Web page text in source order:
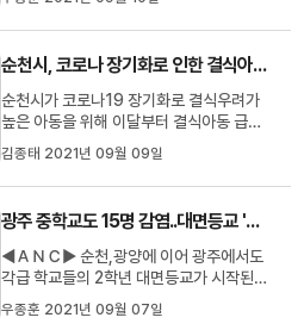
경찰청 반부패경제범죄수사대는 가짜 지원
의 명의로 정부 고용유지 지원금을 부당 수
령해 나눠가진 혐의로 29살 브로커 문 모
씨 등 2명과 돈을 받은 사업체 대표 등 14
명을 검찰에 넘기기로 했습니다...
순천시, 코로나 장기화로 인한 결식아동 급식비 지원
순천시가 코로나19 장기화로 결식우려가
높은 아동을 위해 이달부터 결식아동 급식
비 지원에 나섭니다. 이번에 지원하는 아동
은 국민기초생활보장법에 따른 수급자 가
구와 한부모 가정 등 결식우려가 있는 18
세 미만의 아동 2백명으로 선정된 아동은
12월까지 3개월간 가정으로 도시락이 배
달됩니다. 도시락 배달을 희망하...
김종태 2021년 09월 09일
광주 중학교도 15명 감염..대면등교 '비상'
◀ＡＮＣ▶ 순천,광양에 이어 광주에서도
각급 학교들의 2학년 대면등교가 시작된
이후 학생들을 중심으로 코로나19 확진이
이어지고 있습니다. 광주에서는 한 중학교
우종훈 2021년 09월 07일